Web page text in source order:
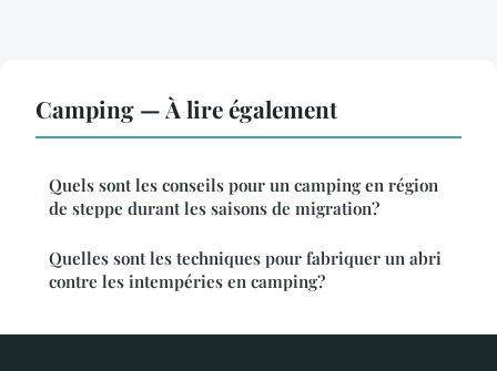
Camping — À lire également
Quels sont les conseils pour un camping en région
de steppe durant les saisons de migration?
Quelles sont les techniques pour fabriquer un abri
contre les intempéries en camping?